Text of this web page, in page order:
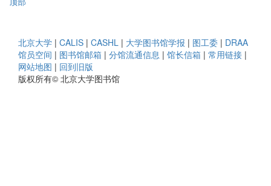
北京大学 | CALIS | CASHL | 大学图书馆学报 | 图工委 | DRAA
馆员空间 | 图书馆邮箱 | 分馆流通信息 | 馆长信箱 | 常用链接 |
网站地图 | 回到旧版
版权所有© 北京大学图书馆